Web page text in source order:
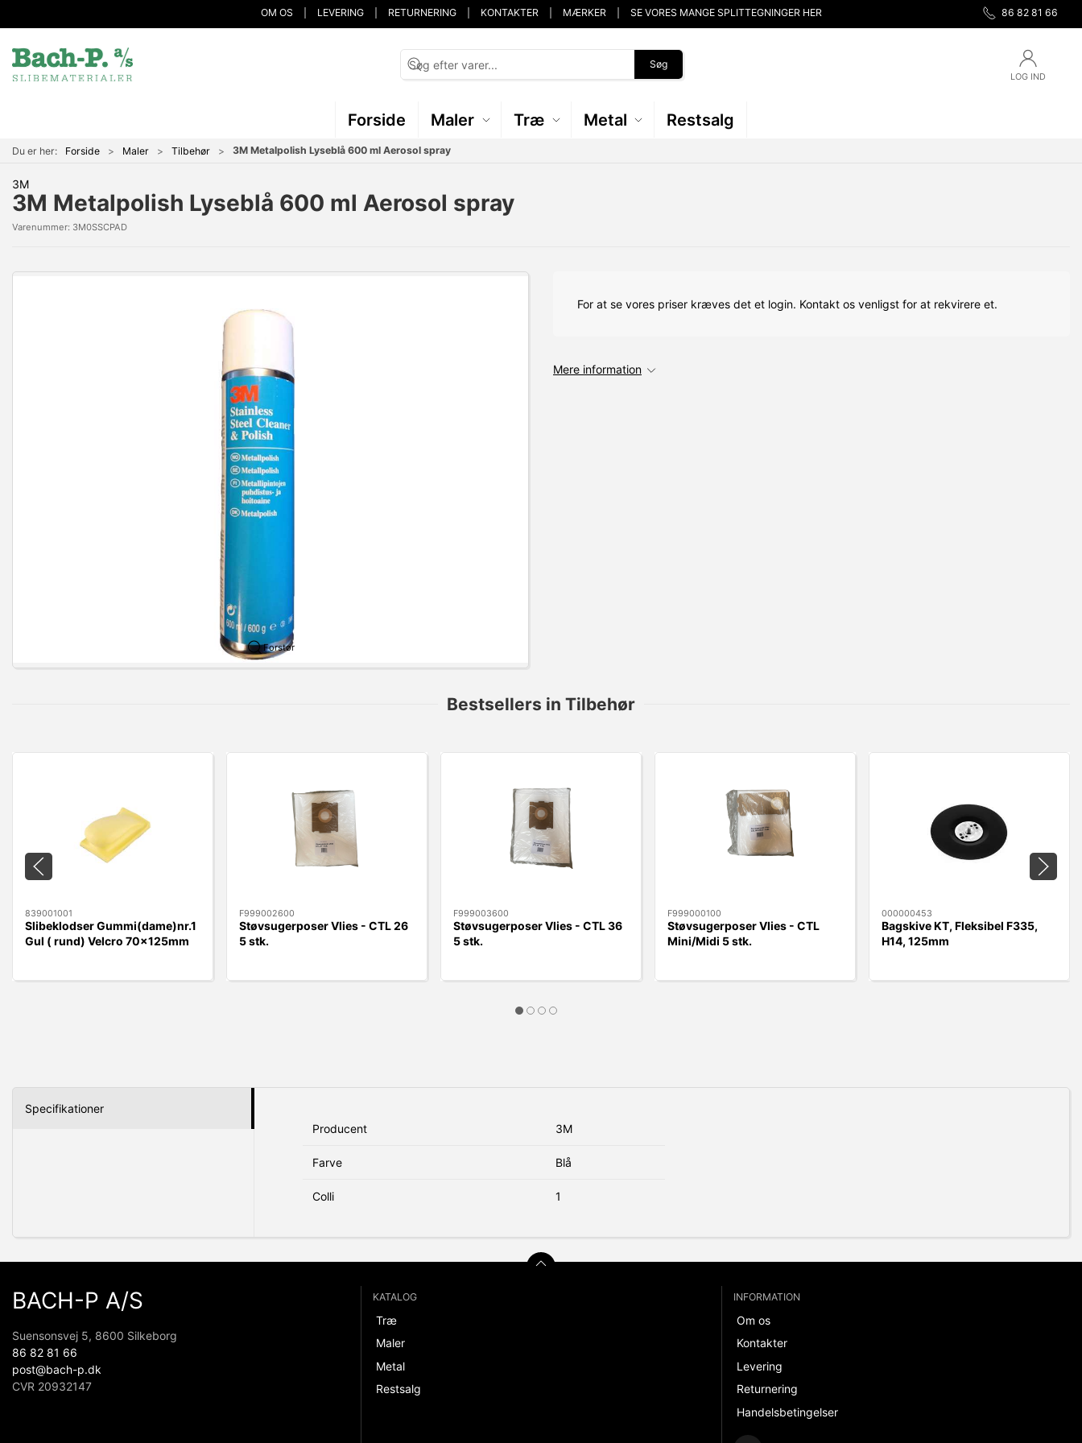
OM OS LEVERING RETURNERING KONTAKTER MÆRKER SE VORES MANGE SPLITTEGNINGER HER 86 82 81 66
Søg
LOG IND
Forside Maler Træ Metal Restsalg
Du er her: Forside Maler Tilbehør 3M Metalpolish Lyseblå 600 ml Aerosol spray
3M
3M Metalpolish Lyseblå 600 ml Aerosol spray
Varenummer: 3M0SSCPAD
Forstør
For at se vores priser kræves det et login. Kontakt os venligst for at rekvirere et.
Mere information
Bestsellers in Tilbehør
839001001
Slibeklodser Gummi(dame)nr.1
Gul ( rund) Velcro 70x125mm
F999002600
Støvsugerposer Vlies - CTL 26
5 stk.
F999003600
Støvsugerposer Vlies - CTL 36
5 stk.
F999000100
Støvsugerposer Vlies - CTL
Mini/Midi 5 stk.
000000453
Bagskive KT, Fleksibel F335,
H14, 125mm
Specifikationer
Producent
3M
Farve Blå
Colli 1
BACH-P A/S
Suensonsvej 5, 8600 Silkeborg
86 82 81 66
post@bach-p.dk
CVR 20932147
KATALOG
Træ
Maler
Metal
Restsalg
INFORMATION
Om os
Kontakter
Levering
Returnering
Handelsbetingelser